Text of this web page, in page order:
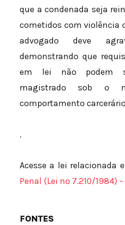
que a condenada seja
cometidos com violência
advogado deve
demonstrando que
em lei não podem
magistrado sob o
comportamento
.
Acesse a lei relacionada
Penal (Lei nº 7.210/1984) –
FONTES